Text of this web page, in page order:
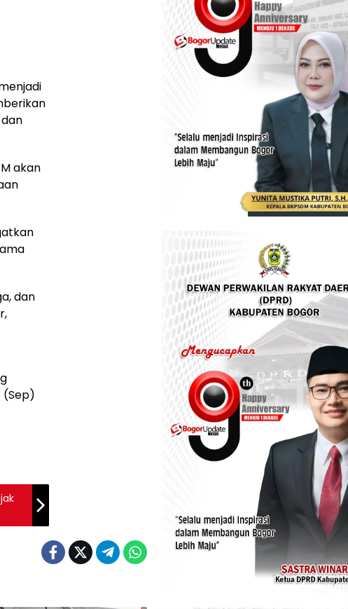
akan
dan
(Sep)